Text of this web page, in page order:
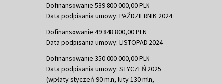
Dofinansowanie 539 800 000,00 PLN
Data podpisania umowy: PAŹDZIERNIK 2024
Dofinansowanie 49 848 800,00 PLN
Data podpisania umowy: LISTOPAD 2024
Dofinansowanie 350 000 000,00 PLN
Data podpisania umowy: STYCZEŃ 2025
(wpłaty styczeń 90 mln, luty 130 mln,